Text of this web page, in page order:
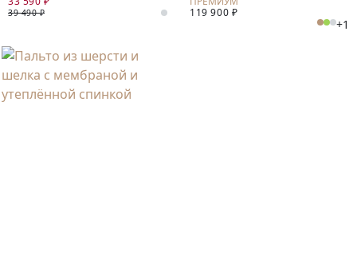
СПИНКОЙ
39 490 ₽
СПИНКОЙ
119 900 ₽
+1